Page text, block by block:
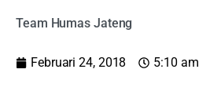
Team Humas Jateng
Februari 24, 2018 5:10 am